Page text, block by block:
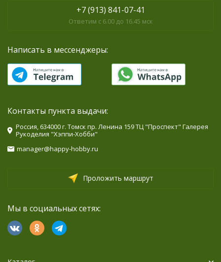
+7 (913) 841-07-41
Ответим с 6.00 до 16.45 мск
Написать в мессенджеры:
Контакты пункта выдачи:
Россия, 634000 г. Томск пр. Ленина 159 ТЦ "Проспект" Галерея
Рукоделия "Хэппи-Хобби"
manager@happy-hobby.ru
Проложить маршрут
Мы в социальных сетях: